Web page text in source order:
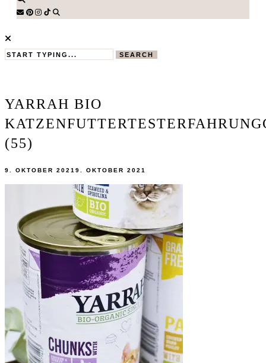
SEARCH
YARRAH BIO
(55)
9. OKTOBER 2021 9. OKTOBER 2021